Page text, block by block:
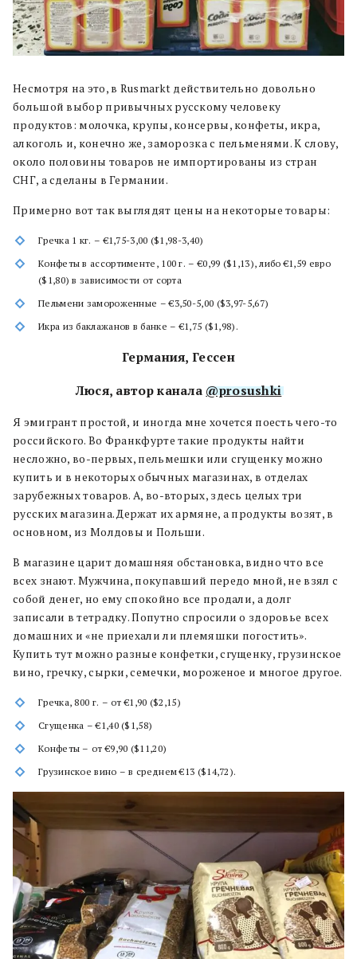
Несмотря на это, в Rusmarkt действительно довольно
большой выбор привычных русскому человеку
продуктов: молочка, крупы, консервы, конфеты, икра,
алкоголь и, конечно же, заморозка с пельменями. К слову,
около половины товаров не импортированы из стран
СНГ, а сделаны в Германии.
Примерно вот так выглядят цены на некоторые товары:
Гречка 1 кг. – €1,75-3,00 ($1,98-3,40)
Конфеты в ассортименте, 100 г. – €0,99 ($1,13), либо €1,59 евро
($1,80) в зависимости от сорта
Пельмени замороженные – €3,50-5,00 ($3,97-5,67)
Икра из баклажанов в банке – €1,75 ($1,98).
Германия, Гессен
Люся, автор канала @prosushki
Я эмигрант простой, и иногда мне хочется поесть чего-то
российского. Во Франкфурте такие продукты найти
несложно, во-первых, пельмешки или сгущенку можно
купить и в некоторых обычных магазинах, в отделах
зарубежных товаров. А, во-вторых, здесь целых три
русских магазина. Держат их армяне, а продукты возят, в
основном, из Молдовы и Польши.
В магазине царит домашняя обстановка, видно что все
всех знают. Мужчина, покупавший передо мной, не взял с
собой денег, но ему спокойно все продали, а долг
записали в тетрадку. Попутно спросили о здоровье всех
домашних и «не приехали ли племяшки погостить».
Купить тут можно разные конфетки, сгущенку, грузинское
вино, гречку, сырки, семечки, мороженое и многое другое.
Гречка, 800 г. – от €1,90 ($2,15)
Сгущенка – €1,40 ($1,58)
Конфеты – от €9,90 ($11,20)
Грузинское вино – в среднем €13 ($14,72).